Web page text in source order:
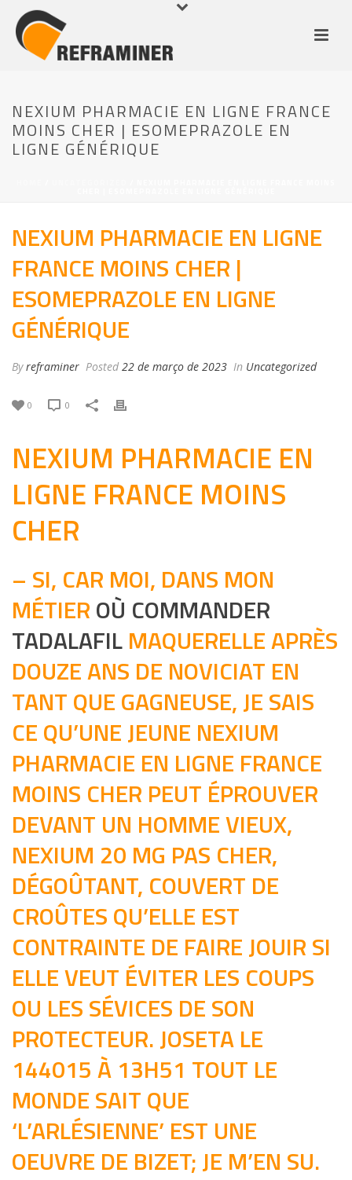
NEXIUM PHARMACIE EN LIGNE FRANCE
MOINS CHER | ESOMEPRAZOLE EN
LIGNE GÉNÉRIQUE
NEXIUM PHARMACIE EN LIGNE
FRANCE MOINS CHER |
ESOMEPRAZOLE EN LIGNE
GÉNÉRIQUE
Byreframiner Posted 22 de março de 2023 In Uncategorized
0 0
NEXIUM PHARMACIE EN
LIGNE FRANCE MOINS
CHER
– SI, CAR MOI, DANS MON
MÉTIEROÙ COMMANDER
TADALAFILMAQUERELLE APRÈS
DOUZE ANS DE NOVICIAT EN
TANT QUE GAGNEUSE, JE SAIS
CE QU’UNE JEUNE NEXIUM
PHARMACIE EN LIGNE FRANCE
MOINS CHER PEUT ÉPROUVER
DEVANT UN HOMME VIEUX,
NEXIUM 20 MG PAS CHER,
DÉGOÛTANT, COUVERT DE
CROÛTES QU’ELLE EST
CONTRAINTE DE FAIRE JOUIR SI
ELLE VEUT ÉVITER LES COUPS
OU LES SÉVICES DE SON
PROTECTEUR. JOSETA LE
144015 À 13H51 TOUT LE
MONDE SAIT QUE
‘L’ARLÉSIENNE’ EST UNE
OEUVRE DE BIZET; JE M’EN SU.